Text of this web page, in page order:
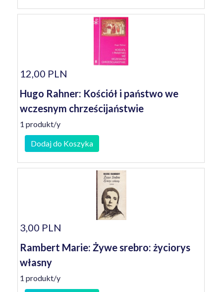
12,00 PLN
Hugo Rahner: Kościół i państwo we
wczesnym chrześcijaństwie
1 produkt/y
Dodaj do Koszyka
3,00 PLN
Rambert Marie: Żywe srebro: życiorys
własny
1 produkt/y